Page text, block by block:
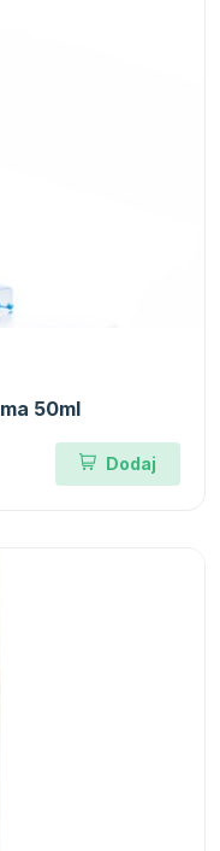
50ml
Dodaj